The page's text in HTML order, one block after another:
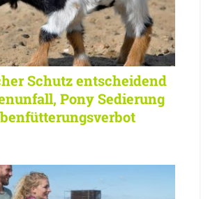
Schutz entscheidend
Pony Sedierung